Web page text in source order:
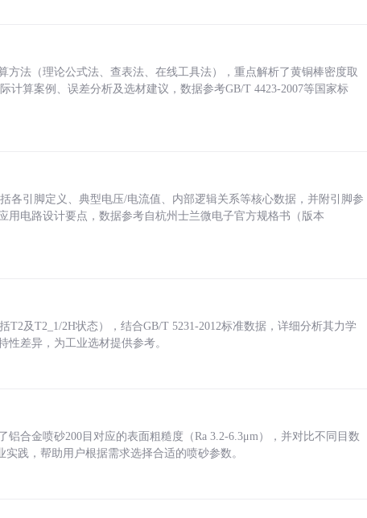
方法（理论公式法、查表法、在线工具法），重点解析了黄铜棒密度取
计算案例、误差分析及选材建议，数据参考GB/T 4423-2007等国家标
各引脚定义、典型电压/电流值、内部逻辑关系等核心数据，并附引脚参
用电路设计要点，数据参考自杭州士兰微电子官方规格书（版本
及T2_1/2H状态），结合GB/T 5231-2012标准数据，详细分析其力学
差异，为工业选材提供参考。
合金喷砂200目对应的表面粗糙度（Ra 3.2-6.3μm），并对比不同目数
践，帮助用户根据需求选择合适的喷砂参数。